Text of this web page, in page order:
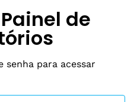
de
senha para acessar